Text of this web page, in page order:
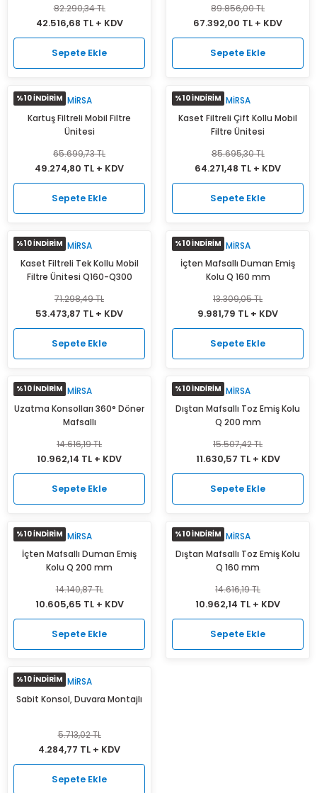
82.290,34 TL
42.516,68 TL + KDV
Sepete Ekle
89.856,00 TL
67.392,00 TL + KDV
Sepete Ekle
%10 İNDİRİM MIRSA
Kartuş Filtreli Mobil Filtre
Ünitesi
65.699,73 TL
49.274,80 TL + KDV
Sepete Ekle
%10 İNDİRİM MIRSA
Kaset Filtreli Çift Kollu Mobil
Filtre Ünitesi
85.695,30 TL
64.271,48 TL + KDV
Sepete Ekle
%10 İNDİRİM MIRSA
Kaset Filtreli Tek Kollu Mobil
Filtre Ünitesi Q160-Q300
71.298,49 TL
53.473,87 TL + KDV
Sepete Ekle
%10 İNDİRİM MIRSA
İçten Mafsallı Duman Emiş
Kolu Q 160 mm
13.309,05 TL
9.981,79 TL + KDV
Sepete Ekle
%10 İNDİRİM MIRSA
Uzatma Konsolları 360° Döner
Mafsallı
14.616,19 TL
10.962,14 TL + KDV
Sepete Ekle
%10 İNDİRİM MIRSA
Dıştan Mafsallı Toz Emiş Kolu
Q 200 mm
15.507,42 TL
11.630,57 TL + KDV
Sepete Ekle
%10 İNDİRİM MIRSA
İçten Mafsallı Duman Emiş
Kolu Q 200 mm
14.140,87 TL
10.605,65 TL + KDV
Sepete Ekle
%10 İNDİRİM MIRSA
Dıştan Mafsallı Toz Emiş Kolu
Q 160 mm
14.616,19 TL
10.962,14 TL + KDV
Sepete Ekle
%10 İNDİRİM MIRSA
Sabit Konsol, Duvara Montajlı
5.713,02 TL
4.284,77 TL + KDV
Sepete Ekle